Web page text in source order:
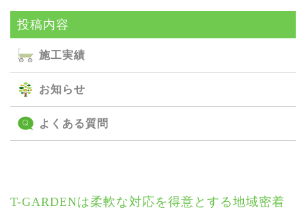
投稿内容
施⼯実績
お知らせ
よくある質問
T-GARDENは柔軟な対応を得意とする地域密着